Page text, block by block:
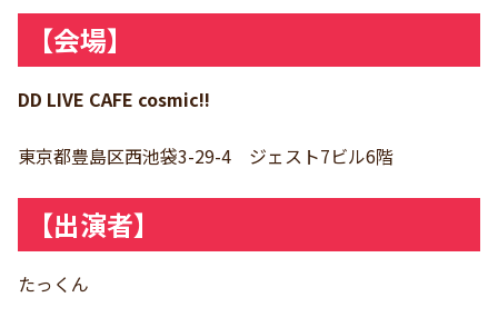
【会場】
DD LIVE CAFE cosmic!!
東京都豊島区西池袋3-29-4 ジェスト7ビル6階
【出演者】
たっくん